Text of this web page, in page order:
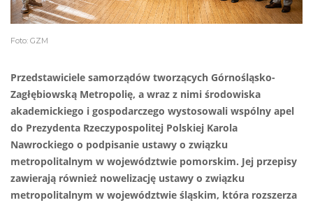
Foto: GZM
Przedstawiciele samorządów tworzących Górnośląsko-
Zagłębiowską Metropolię, a wraz z nimi środowiska
akademickiego i gospodarczego wystosowali wspólny apel
do Prezydenta Rzeczypospolitej Polskiej Karola
Nawrockiego o podpisanie ustawy o związku
metropolitalnym w województwie pomorskim. Jej przepisy
zawierają również nowelizację ustawy o związku
metropolitalnym w województwie śląskim, która rozszerza